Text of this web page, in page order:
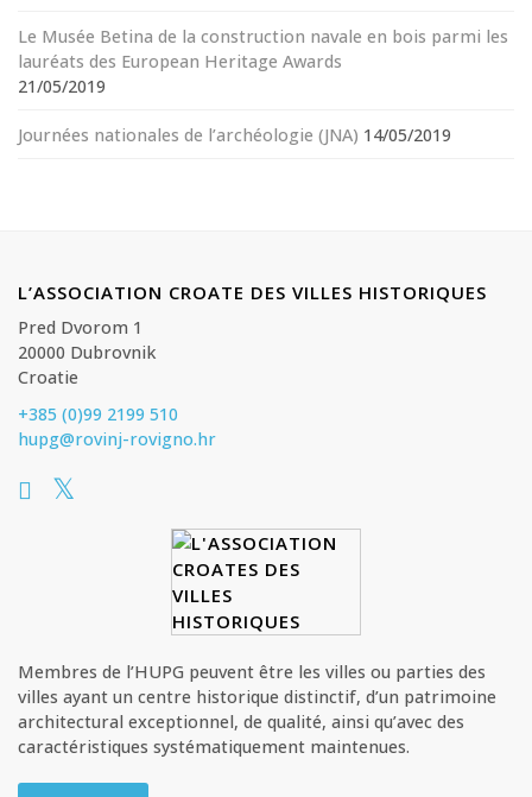
Le Musée Betina de la construction navale en bois parmi les
lauréats des European Heritage Awards
21/05/2019
Journées nationales de l’archéologie (JNA) 14/05/2019
L’ASSOCIATION CROATE DES VILLES HISTORIQUES
Pred Dvorom 1
20000 Dubrovnik
Croatie
+385 (0)99 2199 510
hupg@rovinj-rovigno.hr
Membres de l’HUPG peuvent être les villes ou parties des
villes ayant un centre historique distinctif, d’un patrimoine
architectural exceptionnel, de qualité, ainsi qu’avec des
caractéristiques systématiquement maintenues.